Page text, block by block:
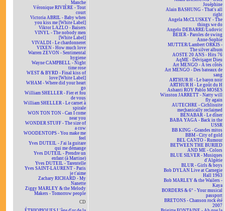
Manche
Véronique RIVIÈRE - Tout
court
Victoria ABRIL - Baby when
you kiss me [White Label]
Viktor LAZLO - Baisers
VINYL - The nobody men
[White Label]
VIVALDI - Le chardonneret
VIXEN - How much love
Warren ZEVON - Sentimental
hygiene
Wayne CAMPBELL - Night
time rose
WEST & BYRD - Final kiss of
love [White Label]
WHAM - Where did your heart
go
William SHELLER - Fier et fou
de vous
William SHELLER - Le carnet à
spirale
WON TON TON - Can I come
near you
WONDER STUFF - The size of
a cow
WOODENTOPS - You make me
feel
Yves DUTEIL - J'ai la guitare
qui me démange
Yves DUTEIL - Prendre un
enfant (à Martine)
Yves DUTEIL - Tarentelle
Yves SAINT-LAURENT - Paris
je t'aime
Zachary RICHARD - My
Nanette
Ziggy MARLEY & the Melody
Makers - Tomorrow people
CD
Joséphine
Alain BASHUNG - That's all
right
Angela McCLUSKEY - The
things we do
Angelo DEBARRE/Ludovic
BEIER - Paroles de swing
Anne-Sophie
MUTTER/Lambert ORKIS -
The silver album
AOSTE 20 ANS - Hits 76
AqME - Dévisager Dieu
Art MENGO - À tes côtés
Art MENGO - Des bateaux de
sang
ARTHUR H - Le baron noir
ARTHUR H - Le goût du H
Ashanti ROY Pablo MOSES
Winston JARRETT - Natty will
fly again
AUTECHRE - Cichlisuite
mechanically reclaimed
BÉNABAR - Le dîner
BABA YAGA - Back in the
USSR
BB KING - Grandes mitos
BBM - City of gold
BEL CANTO - Rumour
BETWEEN THE BURIED
AND ME - Colors
BLUE SILVER - Musiques
d'Algérie
BLUR - Girls & boys
Bob DYLAN Live at Carnegie
Hall 1963
Bob MARLEY & the Wailers -
Kaya
BORDERS & 6° - Your musical
passport
BRETONS - Chanson rock été
2007